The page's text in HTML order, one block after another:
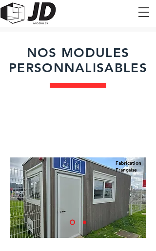
NOS MODULES
PERSONNALISABLES
Fabrication
Française